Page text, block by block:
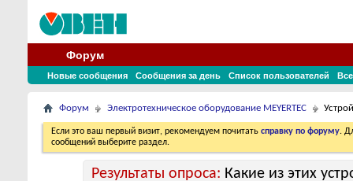
Форум
Новые сообщения Сообщения за день Список пользователей
Форум Электротехническое оборудование MEYERTEC
Если это ваш первый визит, рекомендуем почитать справку по форуму.
сообщений выберите раздел.
Результаты опроса: Какие из этих